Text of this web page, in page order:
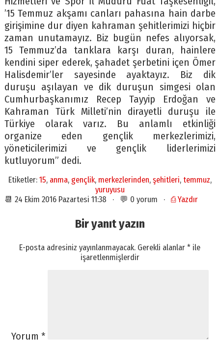
’15 Temmuz akşamı canları pahasına hain darbe
girişimine dur diyen kahraman şehitlerimizi hiçbir
zaman unutamayız. Biz bugün nefes alıyorsak,
15 Temmuz’da tanklara karşı duran, hainlere
kendini siper ederek, şahadet şerbetini içen Ömer
Halisdemir’ler sayesinde ayaktayız. Biz dik
duruşu aşılayan ve dik duruşun simgesi olan
Cumhurbaşkanımız Recep Tayyip Erdoğan ve
Kahraman Türk Milleti’nin dirayetli duruşu ile
Türkiye olarak varız. Bu anlamlı etkinliği
organize eden gençlik merkezlerimizi,
yöneticilerimizi ve gençlik liderlerimizi
kutluyorum” dedi.
Etiketler: 15, anma, gençlik, merkezlerinden, şehitleri, temmuz,
yuruyusu
📆 24 Ekim 2016 Pazartesi 11:38 · 💬 0 yorum · ⎙ Yazdır
Bir yanıt yazın
E-posta adresiniz yayınlanmayacak. Gerekli alanlar* ile
işaretlenmişlerdir
Yorum *